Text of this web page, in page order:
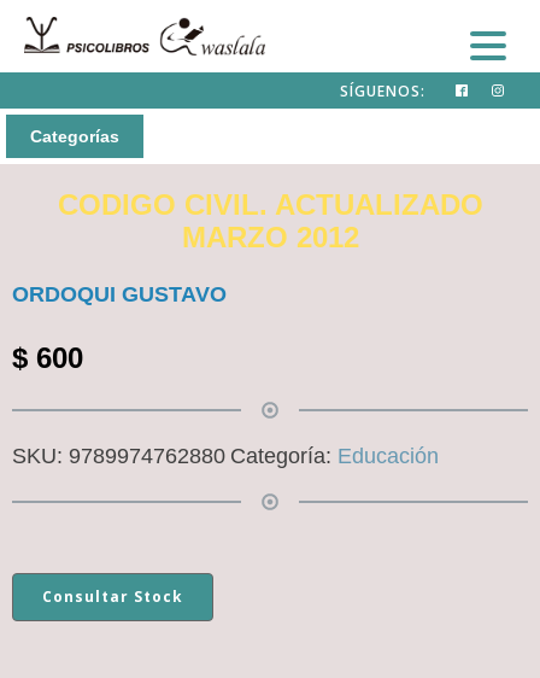
SÍGUENOS:
Categorías
CODIGO CIVIL. ACTUALIZADO
MARZO 2012
ORDOQUI GUSTAVO
$ 600
SKU: 9789974762880 Categoría: Educación
Consultar Stock